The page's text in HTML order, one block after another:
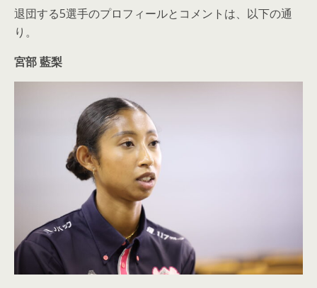
退団する5選手のプロフィールとコメントは、以下の通
り。
宮部 藍梨